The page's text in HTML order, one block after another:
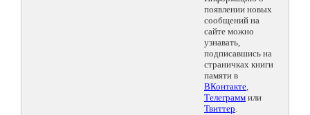
появлении новых
сообщений на
сайте можно
узнавать,
подписавшись на
страничках книги
памяти в
ВКонтакте,
Телеграмм или
Твиттер.